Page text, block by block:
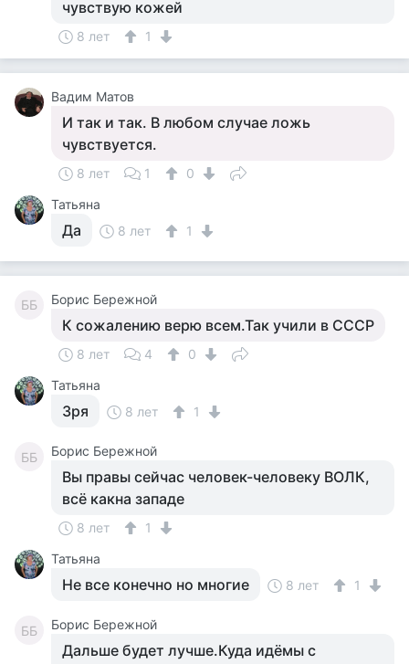
чувствую кожей
8 лет 1
Вадим Матов
И так и так. В любом случае ложь
чувствуется.
8 лет 1
0
Татьяна
Да 8 лет 1
ББ Борис Бережной
К сожалению верю всем.Так учили в СССР
8 лет 4
0
Татьяна
Зря 8 лет 1
ББ Борис Бережной
Вы правы сейчас человек-человеку ВОЛК,
всё какна западе
8 лет
1
Татьяна
Не все конечно но многие 8 лет 1
ББ Борис Бережной
Дальше будет лучше.Куда идёмы с